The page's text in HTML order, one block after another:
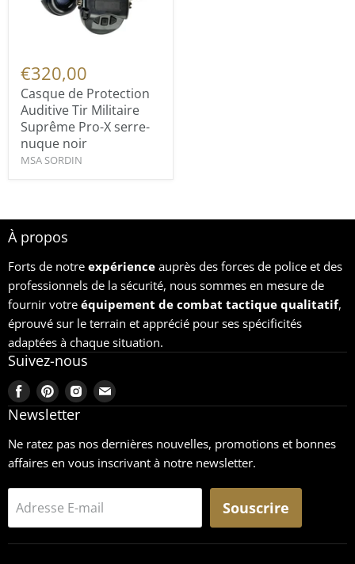
€320,00
Casque de Protection
Auditive Tir Militaire
Suprême Pro-X serre-
nuque noir
MSA SORDIN
À propos
Forts de notre expérience auprès des forces de police et des
professionnels de la sécurité, nous sommes en mesure de
fournir votre équipement de combat tactique qualitatif,
éprouvé sur le terrain et apprécié pour ses spécificités
adaptées à chaque situation.
Suivez-nous
Trouvez-
nous
Facebook
Trouvez-
nous
Pinterest
Trouvez-
nous
Trouvez-
nous
Newsletter
Ne ratez pas nos dernières nouvelles, promotions et bonnes
affaires en vous inscrivant à notre newsletter.
Adresse E-mail Souscrire